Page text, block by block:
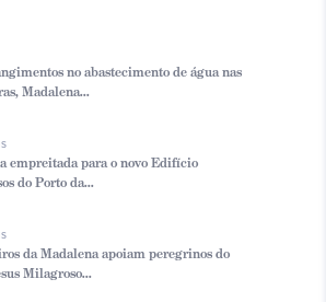
no abastecimento de água nas
Madalena...
empreitada para o novo Edifício
do Porto da...
da Madalena apoiam peregrinos do
Milagroso...